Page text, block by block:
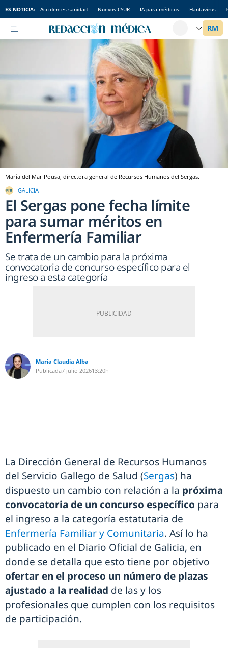
ES NOTICIA: Accidentes sanidad Nuevos CSUR IA para médicos Hantavirus
María del Mar Pousa, directora general de Recursos Humanos del Sergas.
GALICIA
El Sergas pone fecha límite
para sumar méritos en
Enfermería Familiar
Se trata de un cambio para la próxima
convocatoria de concurso específico para el
ingreso a esta categoría
Maria Claudia Alba
Publicada7 julio 202613:20h
La Dirección General de Recursos Humanos
del Servicio Gallego de Salud (Sergas) ha
dispuesto un cambio con relación a la próxima
convocatoria de un concurso específico para
el ingreso a la categoría estatutaria de
Enfermería Familiar y Comunitaria. Así lo ha
publicado en el Diario Oficial de Galicia, en
donde se detalla que esto tiene por objetivo
ofertar en el proceso un número de plazas
ajustado a la realidad de las y los
profesionales que cumplen con los requisitos
de participación.